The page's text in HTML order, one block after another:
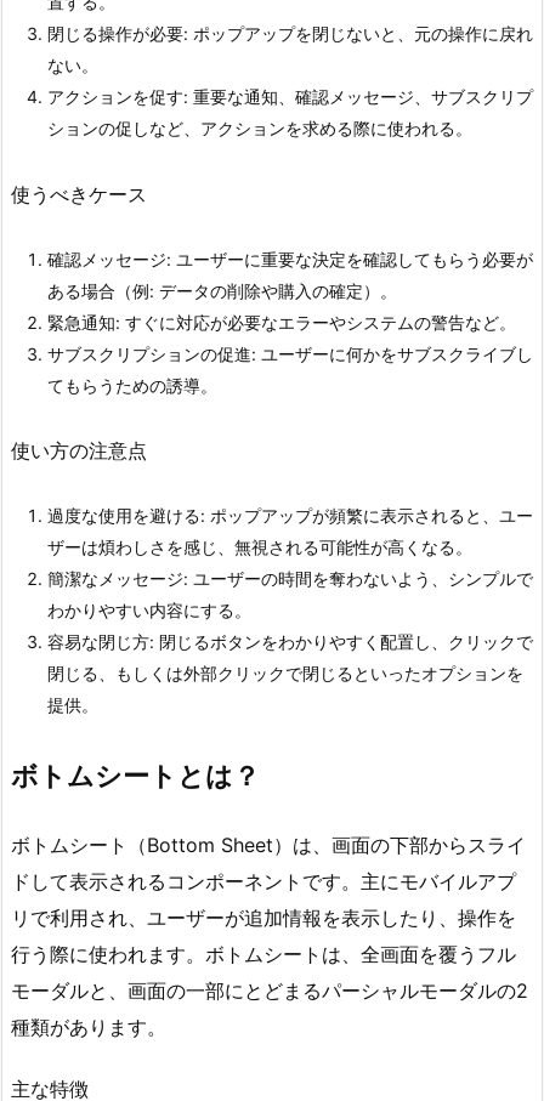
閉じる操作が必要: ポップアップを閉じないと、元の操作に戻れ
ない。
アクションを促す: 重要な通知、確認メッセージ、サブスクリプ
ションの促しなど、アクションを求める際に使われる。
使うべきケース
確認メッセージ: ユーザーに重要な決定を確認してもらう必要が
ある場合（例: データの削除や購入の確定）。
緊急通知: すぐに対応が必要なエラーやシステムの警告など。
サブスクリプションの促進: ユーザーに何かをサブスクライブし
てもらうための誘導。
使い方の注意点
過度な使用を避ける: ポップアップが頻繁に表示されると、ユー
ザーは煩わしさを感じ、無視される可能性が高くなる。
簡潔なメッセージ: ユーザーの時間を奪わないよう、シンプルで
わかりやすい内容にする。
容易な閉じ方: 閉じるボタンをわかりやすく配置し、クリックで
閉じる、もしくは外部クリックで閉じるといったオプションを
提供。
ボトムシートとは？
ボトムシート（Bottom Sheet）は、画面の下部からスライ
ドして表示されるコンポーネントです。主にモバイルアプ
リで利用され、ユーザーが追加情報を表示したり、操作を
行う際に使われます。ボトムシートは、全画面を覆うフル
モーダルと、画面の一部にとどまるパーシャルモーダルの2
種類があります。
主な特徴